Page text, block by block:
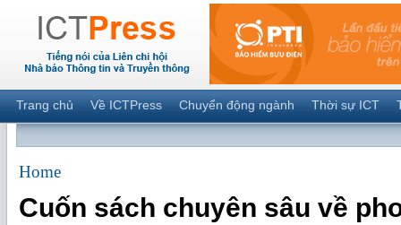
Trang chủ Về ICTPress Chuyển động ngành Thời sự ICT
Home
Cuốn sách chuyên sâu về